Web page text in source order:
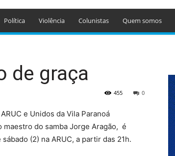
Política Violência Colunistas Quem somos
de graça
0
455
e Unidos da Vila Paranoá
do samba Jorge Aragão, é
(2) na ARUC, a partir das 21h.